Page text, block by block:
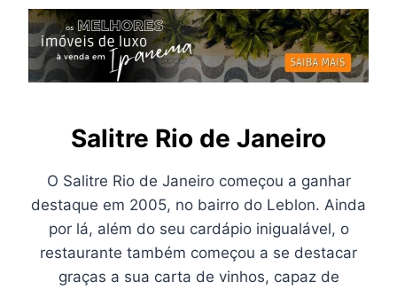
Salitre Rio de Janeiro
O Salitre Rio de Janeiro começou a ganhar
destaque em 2005, no bairro do Leblon. Ainda
por lá, além do seu cardápio inigualável, o
restaurante também começou a se destacar
graças a sua carta de vinhos, capaz de